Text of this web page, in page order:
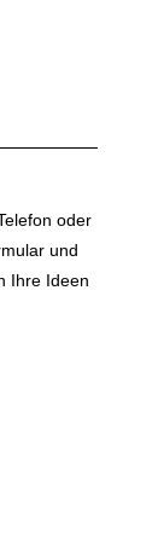
oder
und
Ihre Ideen